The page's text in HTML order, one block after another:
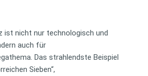
ist nicht nur technologisch und
auch für
Das strahlendste Beispiel
Sieben“,